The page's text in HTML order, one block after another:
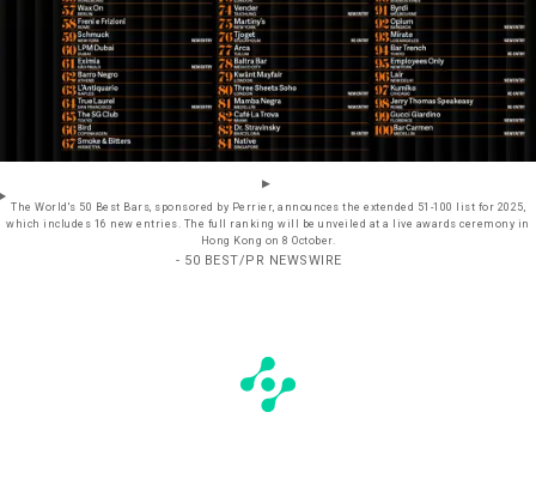
The World's 50 Best Bars, sponsored by Perrier, announces the extended 51-100 list for 2025,
which includes 16 new entries. The full ranking will be unveiled at a live awards ceremony in
Hong Kong on 8 October.
- 50 BEST/PR NEWSWIRE